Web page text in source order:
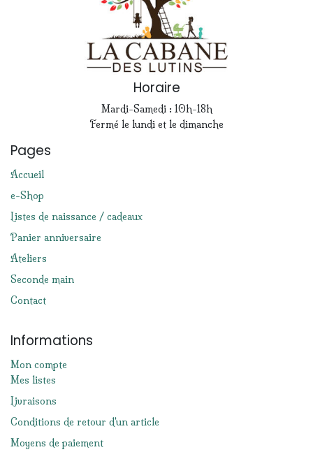
Horaire
Mardi-Samedi : 10h-18h
Fermé le lundi et le dimanche
Pages
Accueil
e-Shop
Listes de naissance / cadeaux
Panier anniversaire
Ateliers
Seconde main
Contact
Informations
Mon compte
Mes listes
Livraisons
Conditions de retour d'un article
Moyens de paiement